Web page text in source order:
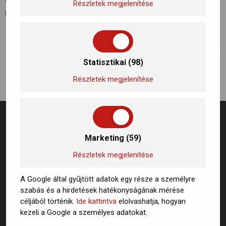
Részletek megjelenítése
Statisztikai (98)
Részletek megjelenítése
Marketing (59)
Részletek megjelenítése
A Google által gyűjtött adatok egy része a személyre
szabás és a hirdetések hatékonyságának mérése
céljából történik. Ide kattintva elolvashatja, hogyan
kezeli a Google a személyes adatokat.
részletekért!
Hogyan csökkenthető a légszennyezettség? Mit tehetünk?
KÖVETKEZŐ BEJEGYZÉS